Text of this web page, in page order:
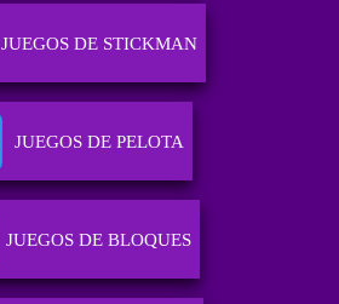
JUEGOS DE STICKMAN
JUEGOS DE PELOTA
JUEGOS DE BLOQUES